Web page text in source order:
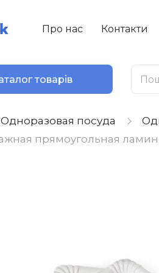
Про нас Контакти
товарів
Одноразовая посуда
прямоугольная